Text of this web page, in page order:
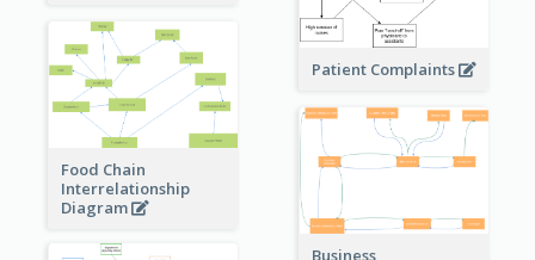
Patient Complaints
Food Chain
Interrelationship
Diagram
Business